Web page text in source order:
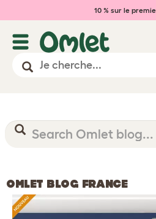
10 % sur le
OMLET BLOG FRANCE